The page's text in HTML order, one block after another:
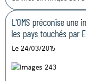
la réaction internationale
de mise en garde, que
globale des cas.
L'OMS préconise
les pays touchés par
Le 24/03/2015